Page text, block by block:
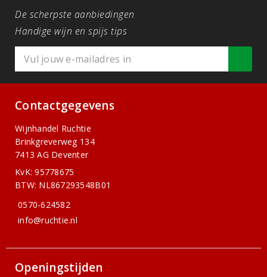
De scherpste aanbiedingen
Handige wijn en spijs tips
Contactgegevens
Wijnhandel Ruchtie
Brinkgreverweg 134
7413 AG Deventer
KvK: 95778675
BTW: NL867293548B01
0570-624582
info@ruchtie.nl
Openingstijden